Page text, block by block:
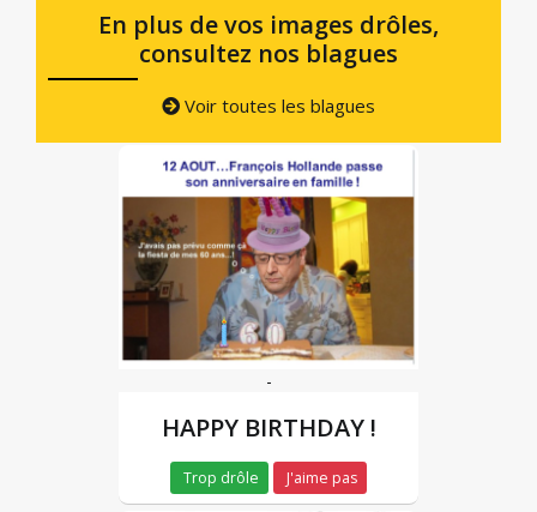
En plus de vos images drôles,
consultez nos blagues
Voir toutes les blagues
-
HAPPY BIRTHDAY !
Trop drôle J'aime pas